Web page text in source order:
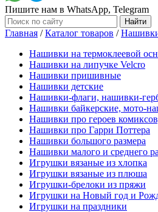
Пишите нам в WhatsApp, Telegram
Главная /Каталог товаров /Нашивки
Нашивки на термоклеевой
Нашивки на липучке Velcro
Нашивки пришивные
Нашивки детские
Нашивки-флаги, нашивки-
Нашивки байкерские, мото-
Нашивки про героев
Нашивки про Гарри Поттера
Нашивки большого размера
Нашивки малого и среднего
Игрушки вязаные из хлопка
Игрушки вязаные из плюша
Игрушки-брелоки из пряжи
Игрушки на Новый год и
Игрушки на праздники